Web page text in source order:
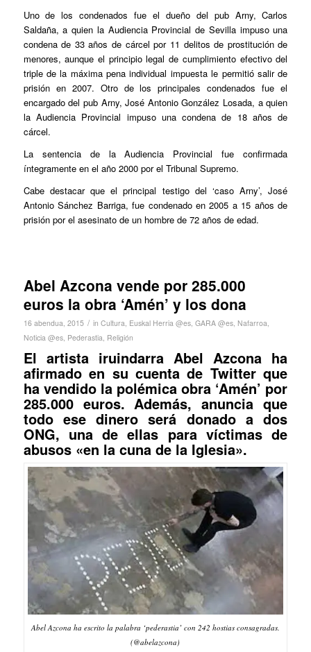
Uno de los condenados fue el dueño del pub Arny, Carlos
Saldaña, a quien la Audiencia Provincial de Sevilla impuso una
condena de 33 años de cárcel por 11 delitos de prostitución de
menores, aunque el principio legal de cumplimiento efectivo del
triple de la máxima pena individual impuesta le permitió salir de
prisión en 2007. Otro de los principales condenados fue el
encargado del pub Arny, José Antonio González Losada, a quien
la Audiencia Provincial impuso una condena de 18 años de
cárcel.
La sentencia de la Audiencia Provincial fue confirmada
íntegramente en el año 2000 por el Tribunal Supremo.
Cabe destacar que el principal testigo del ‘caso Arny’, José
Antonio Sánchez Barriga, fue condenado en 2005 a 15 años de
prisión por el asesinato de un hombre de 72 años de edad.
Abel Azcona vende por 285.000
euros la obra ‘Amén’ y los dona
16 abendua, 2015 / in Cultura Euskal Herria @es, GARA @es, Nafarroa
Noticia @es, Pederastia Religión
El artista iruindarra Abel Azcona ha
afirmado en su cuenta de Twitter que
ha vendido la polémica obra ‘Amén’ por
285.000 euros. Además, anuncia que
todo ese dinero será donado a dos
ONG, una de ellas para víctimas de
abusos «en la cuna de la Iglesia».
Abel Azcona ha escrito la palabra ‘pederastia’ con 242 hostias consagradas.
(@abelazcona)